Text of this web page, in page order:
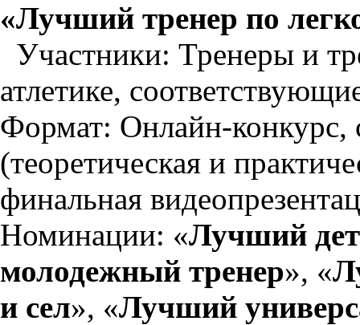
«Лучший тренер по
Участники: Тренеры и
атлетике,
Формат: Онлайн-конкурс,
(теоретическая и
финальная
Номинации: «Лучший
молодежный тренер», «
и сел», «Лучший